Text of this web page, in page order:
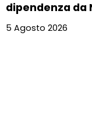
dipendenza da
5 Agosto 2026